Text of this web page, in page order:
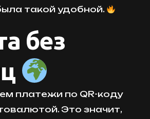
такой удобной.
без
платежи по QR-коду
Это значит,